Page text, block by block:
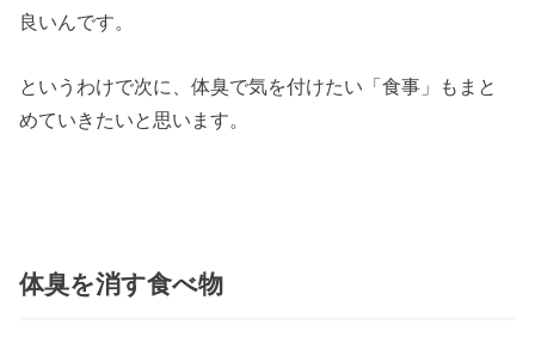
良いんです。
というわけで次に、体臭で気を付けたい「食事」もまと
めていきたいと思います。
体臭を消す食べ物